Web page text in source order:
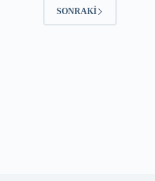
SONRAKI